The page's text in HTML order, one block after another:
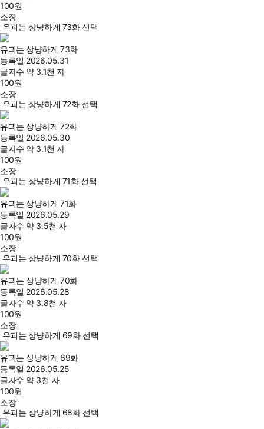
100원
소장
유괴는 상냥하게 73화 선택
유괴는 상냥하게 73화
등록일 2026.05.31
글자수 약 3.1천 자
100원
소장
유괴는 상냥하게 72화 선택
유괴는 상냥하게 72화
등록일 2026.05.30
글자수 약 3.1천 자
100원
소장
유괴는 상냥하게 71화 선택
유괴는 상냥하게 71화
등록일 2026.05.29
글자수 약 3.5천 자
100원
소장
유괴는 상냥하게 70화 선택
유괴는 상냥하게 70화
등록일 2026.05.28
글자수 약 3.8천 자
100원
소장
유괴는 상냥하게 69화 선택
유괴는 상냥하게 69화
등록일 2026.05.25
글자수 약 3천 자
100원
소장
유괴는 상냥하게 68화 선택